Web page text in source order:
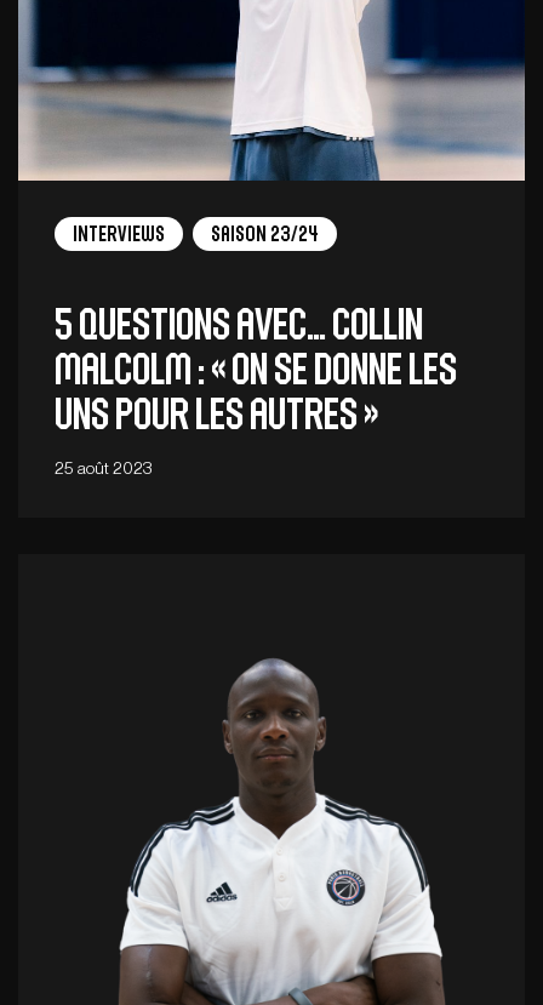
Interviews Saison 23/24
5 QUESTIONS AVEC… COLLIN
MALCOLM : « On se donne les
uns pour les autres »
25 août 2023